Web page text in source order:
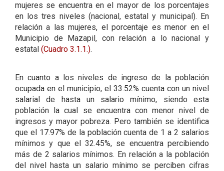
mujeres se encuentra en el mayor de los porcentajes
en los tres niveles (nacional, estatal y municipal). En
relación a las mujeres, el porcentaje es menor en el
Municipio de Mazapil, con relación a lo nacional y
estatal (Cuadro 3.1.1.).
En cuanto a los niveles de ingreso de la población
ocupada en el municipio, el 33.52% cuenta con un nivel
salarial de hasta un salario mínimo, siendo esta
población la cual se encuentra con menor nivel de
ingresos y mayor pobreza. Pero también se identifica
que el 17.97% de la población cuenta de 1 a 2 salarios
mínimos y que el 32.45%, se encuentra percibiendo
más de 2 salarios mínimos. En relación a la población
del nivel hasta un salario mínimo se perciben cifras